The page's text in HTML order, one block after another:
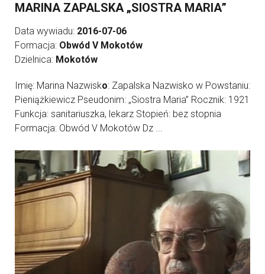
MARINA ZAPALSKA „SIOSTRA MARIA”
Data wywiadu: 2016-07-06
Formacja: Obwód V Mokotów
Dzielnica: Mokotów
Imię: Marina Nazwisko: Zapalska Nazwisko w Powstaniu:
Pieniążkiewicz Pseudonim: „Siostra Maria” Rocznik: 1921
Funkcja: sanitariuszka, lekarz Stopień: bez stopnia
Formacja: Obwód V Mokotów Dz ...